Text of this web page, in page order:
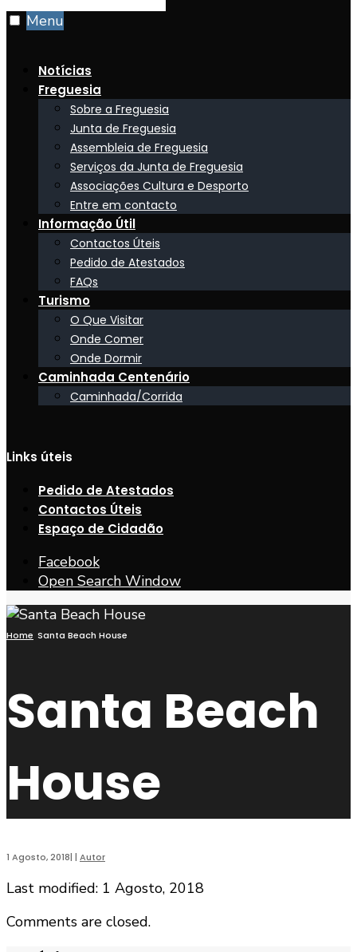
Menu
Notícias
Freguesia
Sobre a Freguesia
Junta de Freguesia
Assembleia de Freguesia
Serviços da Junta de Freguesia
Associações Cultura e Desporto
Entre em contacto
Informação Útil
Contactos Úteis
Pedido de Atestados
FAQs
Turismo
O Que Visitar
Onde Comer
Onde Dormir
Caminhada Centenário
Caminhada/Corrida
Links úteis
Pedido de Atestados
Contactos Úteis
Espaço de Cidadão
Facebook
Open Search Window
Home Santa Beach House
Santa Beach
House
1 Agosto, 2018| | Autor
Last modified: 1 Agosto, 2018
Comments are closed.